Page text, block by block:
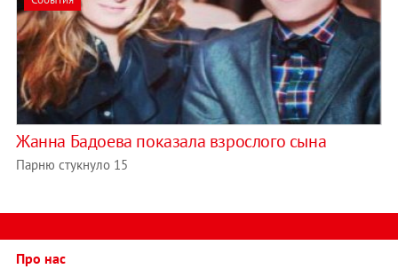
Жанна Бадоева показала взрослого сына
Парню стукнуло 15
Про нас